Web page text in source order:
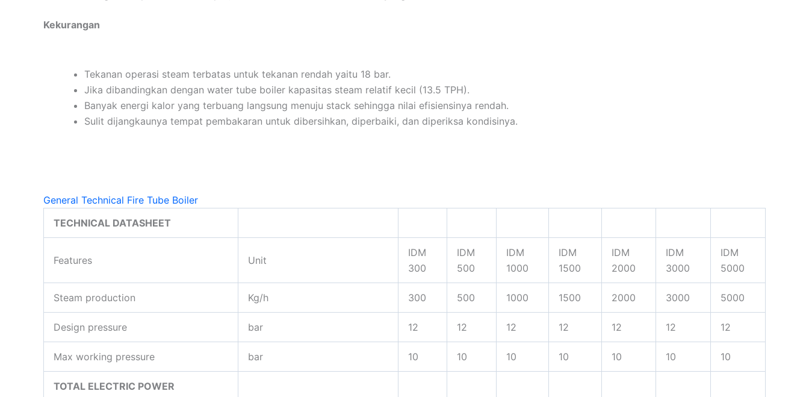
Kekurangan
Tekanan operasi steam terbatas untuk tekanan rendah yaitu 18 bar.
Jika dibandingkan dengan water tube boiler kapasitas steam relatif kecil (13.5 TPH).
Banyak energi kalor yang terbuang langsung menuju stack sehingga nilai efisiensinya rendah.
Sulit dijangkaunya tempat pembakaran untuk dibersihkan, diperbaiki, dan diperiksa kondisinya.
General Technical Fire Tube Boiler
TECHNICAL DATASHEET
Features Unit
IDM
300
IDM
500
IDM
1000
IDM
1500
IDM
2000
IDM
3000
IDM
5000
Steam production Kg/h 300 500 1000 1500 2000 3000 5000
Design pressure bar 12 12 12 12 12 12 12
Max working pressure bar 10 10 10 10 10 10 10
TOTAL ELECTRIC POWER